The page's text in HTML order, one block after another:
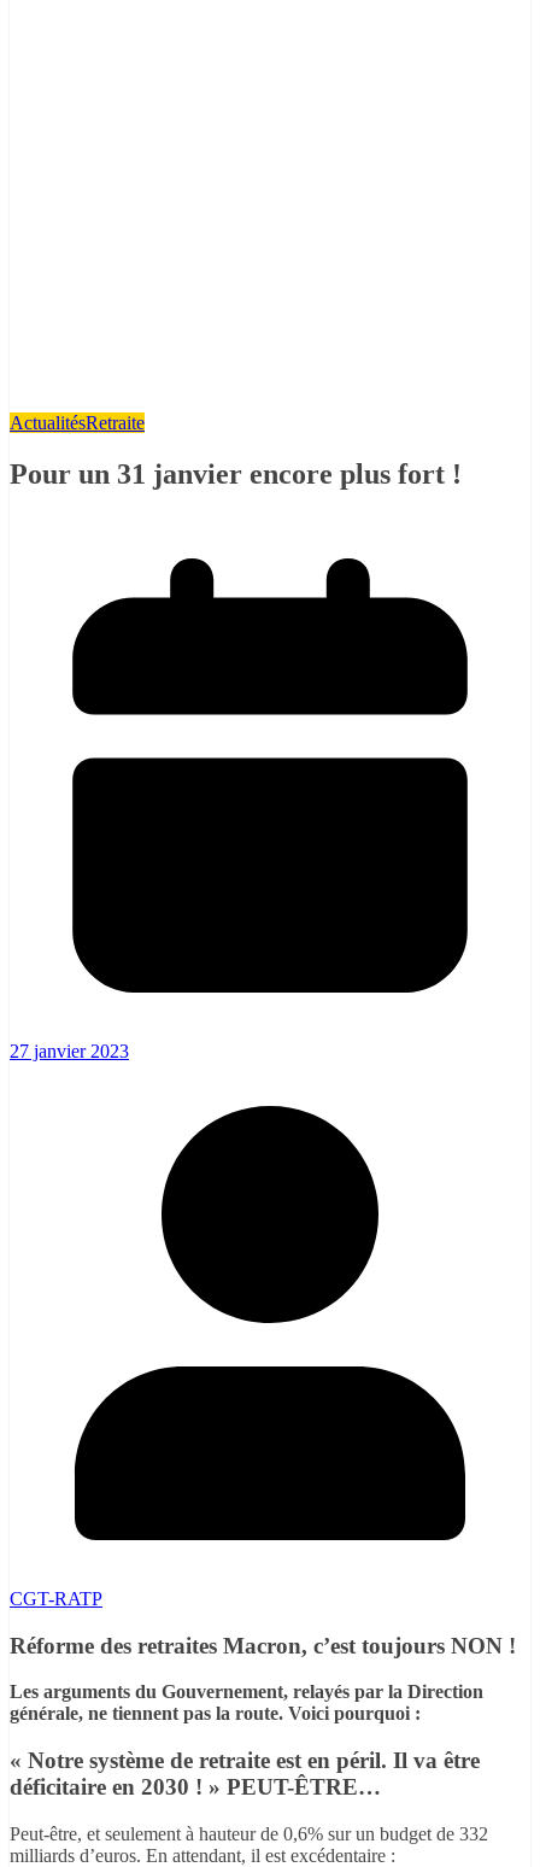
ActualitésRetraite
Pour un 31 janvier encore plus fort !
27 janvier 2023
CGT-RATP
Réforme des retraites Macron, c’est toujours NON !
Les arguments du Gouvernement, relayés par la Direction
générale, ne tiennent pas la route. Voici pourquoi :
« Notre système de retraite est en péril. Il va être
déficitaire en 2030 ! » PEUT-ÊTRE…
Peut-être, et seulement à hauteur de 0,6% sur un budget de 332
milliards d’euros. En attendant, il est excédentaire :